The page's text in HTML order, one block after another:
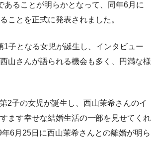
あることが明らかとなって、同年6月に
ことを正式に発表されました。
1子となる女児が誕生し、インタビュー
山さんが語られる機会も多く、円満な様
2子の女児が誕生し、西山茉希さんのイ
ます幸せな結婚生活の一部を見せてくれ
6月25日に西山茉希さんとの離婚が明ら